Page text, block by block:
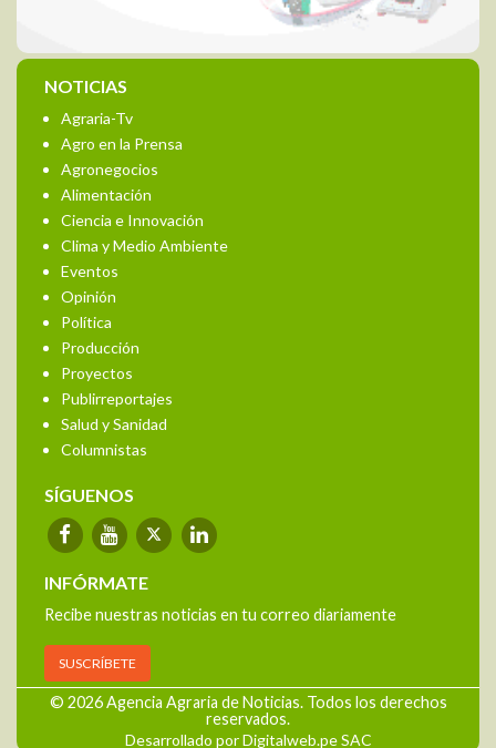
NOTICIAS
Agraria-Tv
Agro en la Prensa
Agronegocios
Alimentación
Ciencia e Innovación
Clima y Medio Ambiente
Eventos
Opinión
Política
Producción
Proyectos
Publirreportajes
Salud y Sanidad
Columnistas
SÍGUENOS
INFÓRMATE
Recibe nuestras noticias en tu correo diariamente
SUSCRÍBETE
© 2026 Agencia Agraria de Noticias. Todos los derechos
reservados.
Desarrollado por Digitalweb.pe SAC